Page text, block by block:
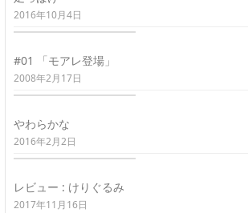
2016年10月4日
#01 「モアレ登場」
2008年2月17日
やわらかな
2016年2月2日
レビュー : けりぐるみ
2017年11月16日